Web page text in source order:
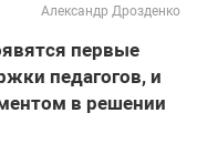
Александр Дрозденко
первые
педагогов, и
в решении